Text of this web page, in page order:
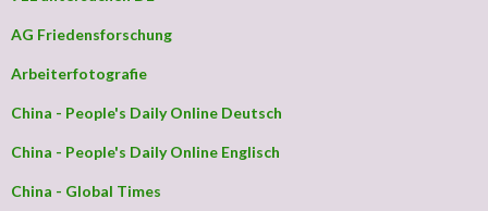
AG Friedensforschung
Arbeiterfotografie
China - People's Daily Online Deutsch
China - People's Daily Online Englisch
China - Global Times